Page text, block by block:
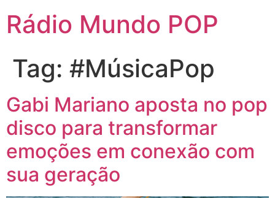
Rádio Mundo POP
Tag: #MúsicaPop
Gabi Mariano aposta no pop
disco para transformar
emoções em conexão com
sua geração